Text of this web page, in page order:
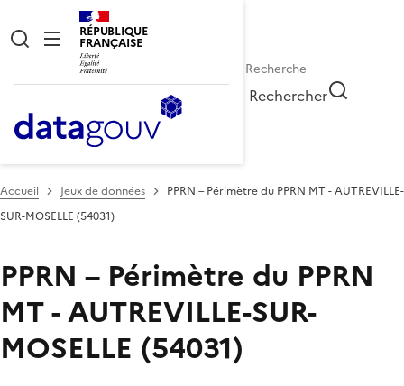
RÉPUBLIQUE
FRANÇAISE
Rechercher
Accueil Jeux de données
PPRN – Périmètre du PPRN MT - AUTREVILLE-
SUR-MOSELLE (54031)
PPRN – Périmètre du PPRN
MT - AUTREVILLE-SUR-
MOSELLE (54031)